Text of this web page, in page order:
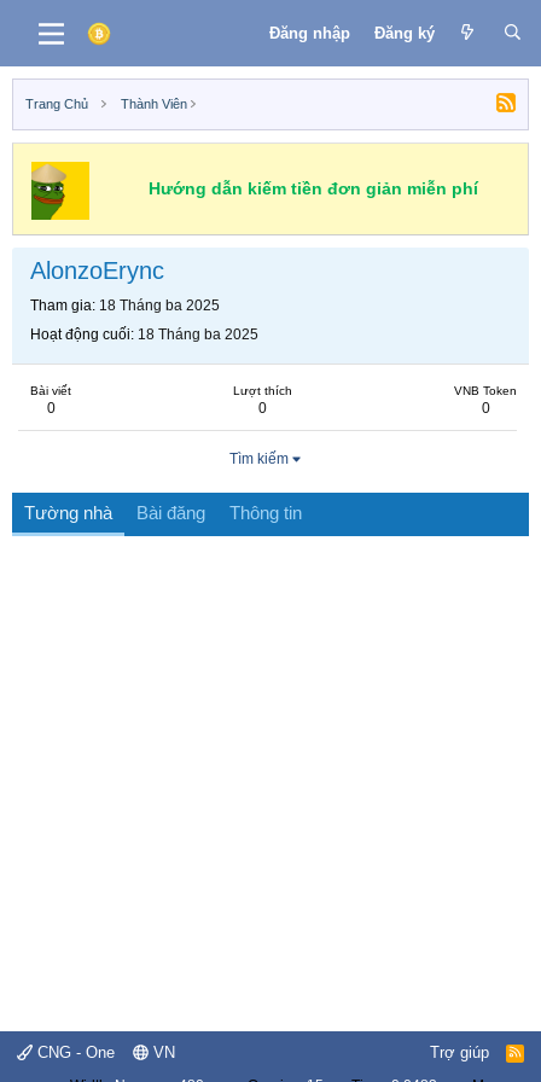
Đăng nhập Đăng ký
Trang Chủ Thành Viên
Hướng dẫn kiếm tiền đơn giản miễn phí
AlonzoErync
Tham gia 18 Tháng ba 2025
Hoạt động cuối 18 Tháng ba 2025
Bài viết
0
Lượt thích
0
VNB Token
0
Tìm kiếm
Tường nhà Bài đăng Thông tin
CNG - One VN Trợ giúp
R